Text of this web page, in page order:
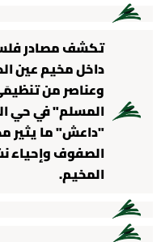
تكشف مصادر
داخل مخيم عين
وعناصر من
المسلم" في حي
"داعش" ما يثير
الصفوف وإحياء
المخيم.